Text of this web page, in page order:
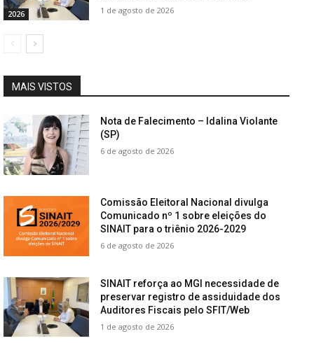
2026 1 de agosto de 2026
MAIS VISTOS
Nota de Falecimento – Idalina Violante
(SP)
6 de agosto de 2026
Comissão Eleitoral Nacional divulga
Comunicado nº 1 sobre eleições do
SINAIT para o triênio 2026-2029
6 de agosto de 2026
SINAIT reforça ao MGI necessidade de
preservar registro de assiduidade dos
Auditores Fiscais pelo SFIT/Web
1 de agosto de 2026